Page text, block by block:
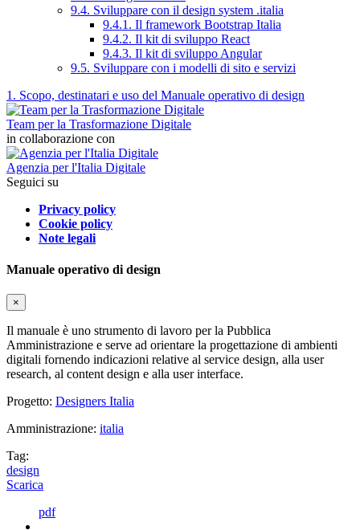
9.4. Sviluppare con il design system .italia
9.4.1. Il framework Bootstrap Italia
9.4.2. Il kit di sviluppo React
9.4.3. Il kit di sviluppo Angular
9.5. Sviluppare con i modelli di sito e servizi
1. Scopo, destinatari e uso del Manuale operativo di design
Team per la Trasformazione Digitale
in collaborazione con
Agenzia per l'Italia Digitale
Seguici su
Privacy policy
Cookie policy
Note legali
Manuale operativo di design
×
Il manuale è uno strumento di lavoro per la Pubblica
Amministrazione e serve ad orientare la progettazione di ambienti
digitali fornendo indicazioni relative al service design, alla user
research, al content design e alla user interface.
Progetto: Designers Italia
Amministrazione: italia
Tag:
design
Scarica
pdf